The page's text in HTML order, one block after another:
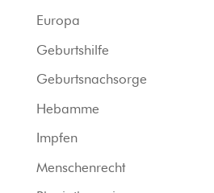
Europa
Geburtshilfe
Geburtsnachsorge
Hebamme
Impfen
Menschenrecht